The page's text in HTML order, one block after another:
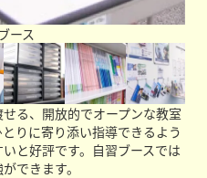
ース
る、開放的でオープンな教室
りに寄り添い指導できるよう
と好評です。自習ブースでは
できます。